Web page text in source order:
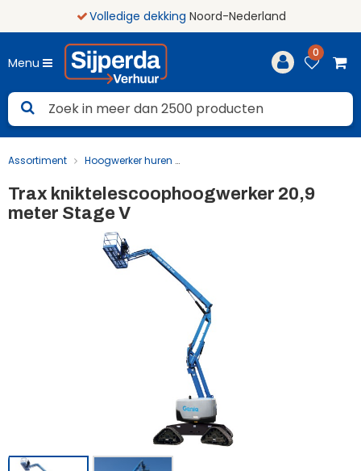
Volledige dekking Noord-Nederland
Menu
0
Assortiment Hoogwerker huren
Trax kniktelescoophoogwerker 20,9
meter Stage V